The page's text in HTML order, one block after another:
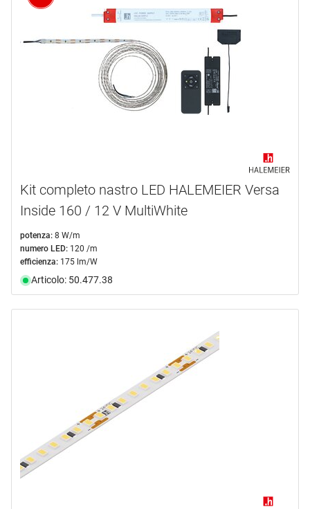
Kit completo nastro LED HALEMEIER Versa
Inside 160 / 12 V MultiWhite
potenza: 8 W/m
numero LED: 120 /m
efficienza: 175 lm/W
Articolo: 50.477.38